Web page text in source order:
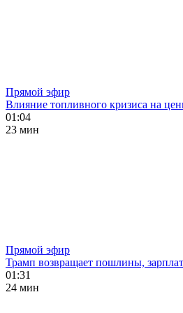
Прямой эфир
Влияние топливного кризиса на
01:04
23 мин
Прямой эфир
Трамп возвращает пошлины,
01:31
24 мин